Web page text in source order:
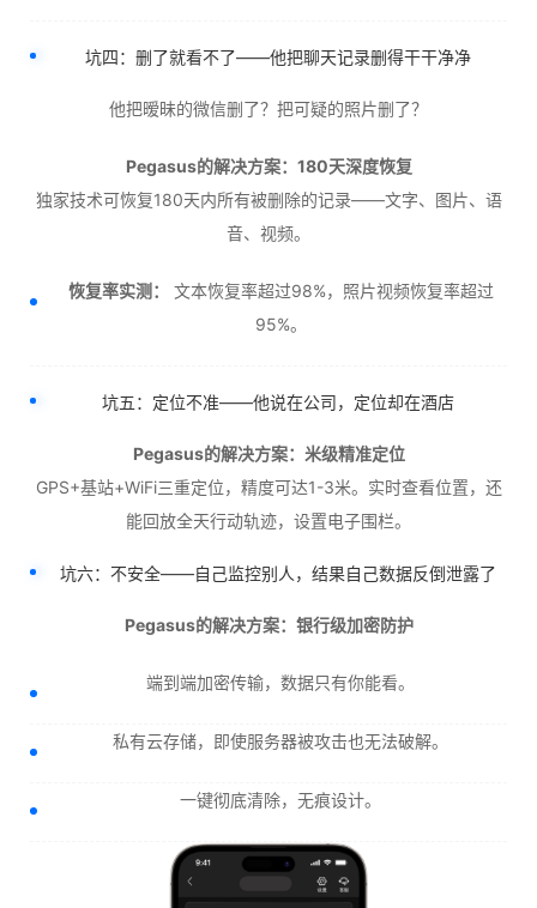
坑四：删了就看不了——他把聊天记录删得干干净净
他把暧昧的微信删了？把可疑的照片删了？
Pegasus的解决方案：180天深度恢复
独家技术可恢复180天内所有被删除的记录——文字、图片、语
音、视频。
恢复率实测：
文本恢复率超过98%，照片视频恢复率超过
95%。
坑五：定位不准——他说在公司，定位却在酒店
Pegasus的解决方案：米级精准定位
GPS+基站+WiFi三重定位，精度可达1-3米。实时查看位置，还
能回放全天行动轨迹，设置电子围栏。
坑六：不安全——自己监控别人，结果自己数据反倒泄露了
Pegasus的解决方案：银行级加密防护
端到端加密传输，数据只有你能看。
私有云存储，即使服务器被攻击也无法破解。
一键彻底清除，无痕设计。